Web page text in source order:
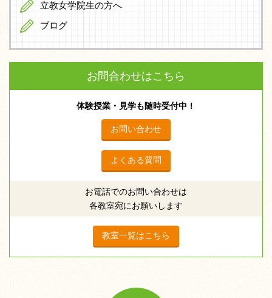
立教女学院生の方へ
ブログ
お問合わせはこちら
体験授業・見学も随時受付中！
お問い合わせ
よくある質問
お電話でのお問い合わせは
各教室宛にお願いします
教室一覧はこちら